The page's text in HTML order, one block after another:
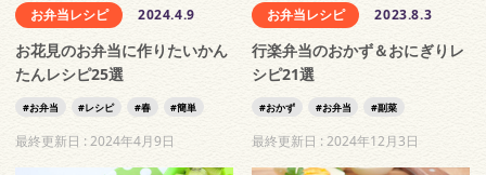
お弁当レシピ 2024.4.9
お花見のお弁当に作りたいかん
たんレシピ25選
お弁当 レシピ 春 簡単
最終更新日 :2024年4月9日
お弁当レシピ 2023.8.3
行楽弁当のおかず＆おにぎりレ
シピ21選
おかず お弁当 副菜
最終更新日 :2024年12月3日